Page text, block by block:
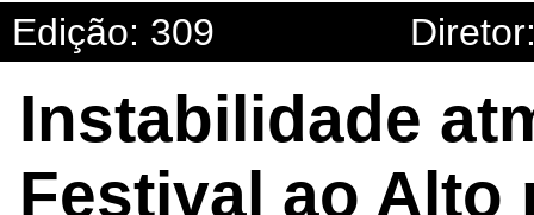
Edição: 309
Instabilidade
Festival ao Alto